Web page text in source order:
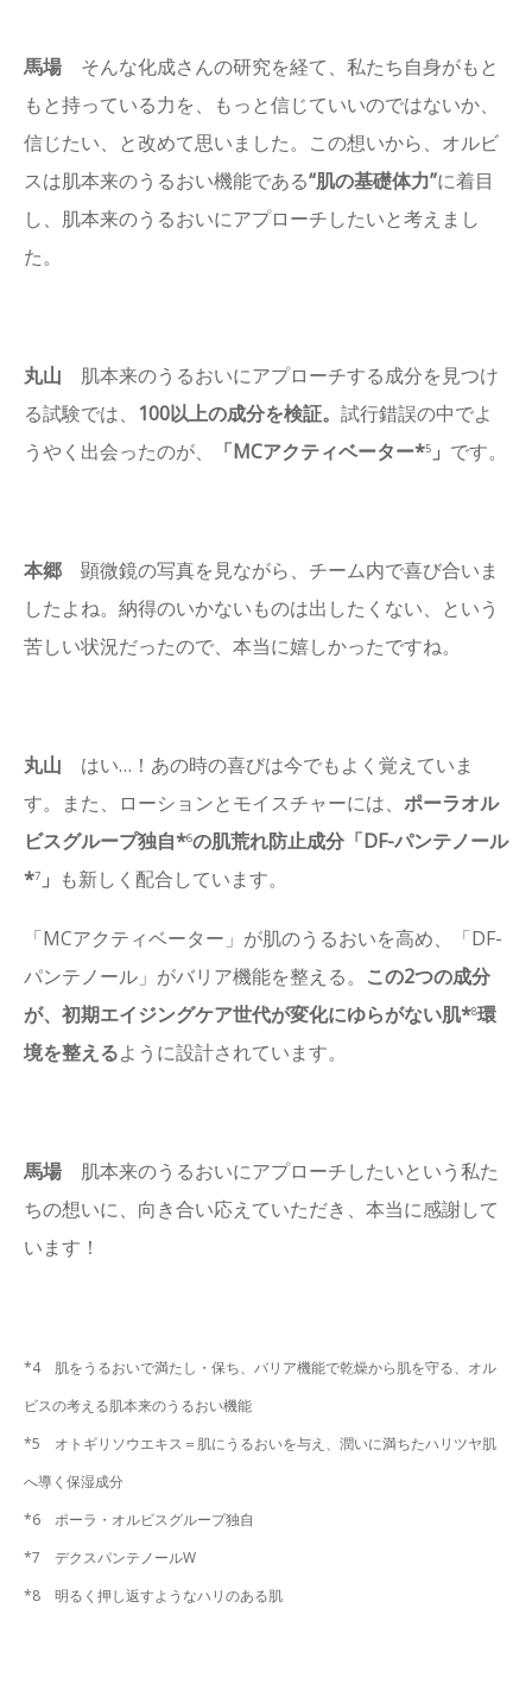
馬場 そんな化成さんの研究を経て、私たち自身がもと
もと持っている力を、もっと信じていいのではないか、
信じたい、と改めて思いました。この想いから、オルビ
スは肌本来のうるおい機能である“肌の基礎体力”に着目
し、肌本来のうるおいにアプローチしたいと考えまし
た。
丸山 肌本来のうるおいにアプローチする成分を見つけ
る試験では、 100以上の成分を検証。 試行錯誤の中でよ
うやく出会ったのが、
「MCアクティベーター*5 」 です。
本郷 顕微鏡の写真を見ながら、チーム内で喜び合いま
したよね。納得のいかないものは出したくない、という
苦しい状況だったので、本当に嬉しかったですね。
丸山 はい…！あの時の喜びは今でもよく覚えていま
す。また、ローションとモイスチャーには、 ポーラオル
ビスグループ独自*6の肌荒れ防止成分「DF-パンテノール
*7 」 も新しく配合しています。
「MCアクティベーター」が肌のうるおいを高め、「DF-
パンテノール」がバリア機能を整える。 この2つの成分
が、初期エイジングケア世代が変化にゆらがない肌*8環
境を整えるように設計されています。
馬場 肌本来のうるおいにアプローチしたいという私た
ちの想いに、向き合い応えていただき、本当に感謝して
います！
*4 肌をうるおいで満たし・保ち、バリア機能で乾燥から肌を守る、オル
ビスの考える肌本来のうるおい機能
*5 オトギリソウエキス＝肌にうるおいを与え、潤いに満ちたハリツヤ肌
へ導く保湿成分
*6 ポーラ・オルビスグループ独自
*7 デクスパンテノールW
*8 明るく押し返すようなハリのある肌